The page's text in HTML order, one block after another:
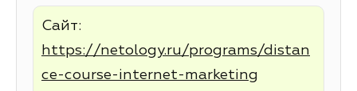
Сайт:
https://netology.ru/programs/distan
ce-course-internet-marketing